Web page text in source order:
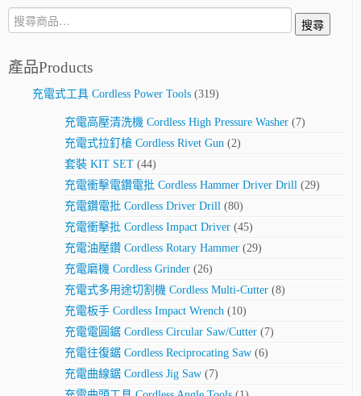
搜
尋:
搜尋
產品Products
充電式工具 Cordless Power Tools (319)
充電高壓清洗機 Cordless High Pressure Washer (7)
充電式拉釘槍 Cordless Rivet Gun (2)
套裝 KIT SET (44)
充電衝擊電鑽電批 Cordless Hammer Driver Drill (29)
充電鑽電批 Cordless Driver Drill (80)
充電衝擊批 Cordless Impact Driver (45)
充電油壓鑽 Cordless Rotary Hammer (29)
充電磨機 Cordless Grinder (26)
充電式多用途切割機 Cordless Multi-Cutter (8)
充電板手 Cordless Impact Wrench (10)
充電電圓鋸 Cordless Circular Saw/Cutter (7)
充電往復鋸 Cordless Reciprocating Saw (6)
充電曲線鋸 Cordless Jig Saw (7)